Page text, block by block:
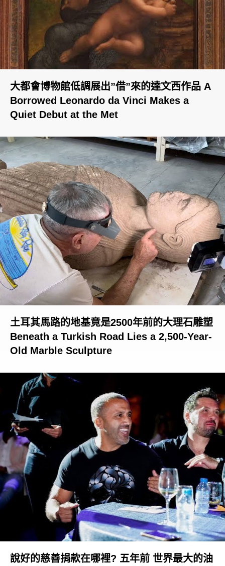
大都會博物館低調展出”借”來的達文西作品 A
Borrowed Leonardo da Vinci Makes a
Quiet Debut at the Met
土耳其馬路的地基竟是2500年前的大理石雕塑
Beneath a Turkish Road Lies a 2,500-Year-
Old Marble Sculpture
說好的慈善捐款在哪裡? 五年前 世界最大的油